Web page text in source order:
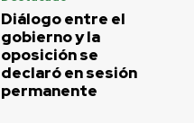
Diálogo entre el
gobierno y la
oposición se
declaró en sesión
permanente